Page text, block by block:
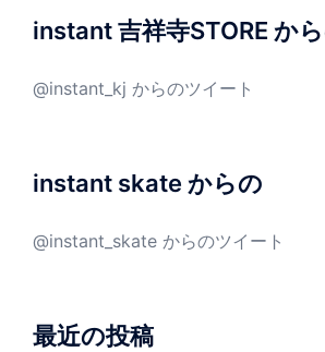
instant 吉祥寺STORE か
@instant_kj からのツイート
instant skate からの
@instant_skate からのツイート
最近の投稿